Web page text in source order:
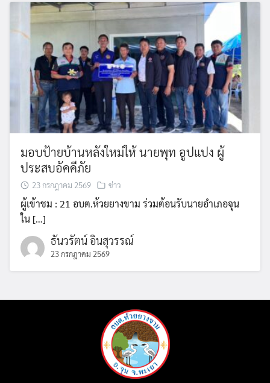
มอบป้ายบ้านหลังใหม่ให้ นายพุท อูปแปง ผู้
ประสบอัคคีภัย
23 กรกฎาคม 2569 ข่าว
ผู้เข้าชม : 21 อบต.ห้วยยางขาม ร่วมต้อนรับนายอำเภอจุน
ใน […]
ธันวรัตน์ อินสุวรรณ์
23 กรกฎาคม 2569